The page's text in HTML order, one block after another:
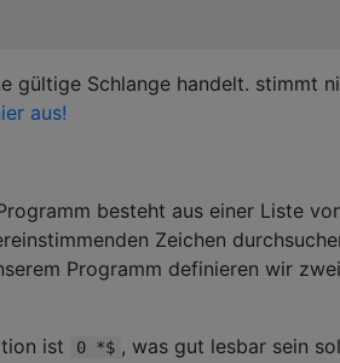
gültige Schlange handelt. stimmt
aus!
besteht aus einer Liste
Zeichen
Programm definieren wir zwei
ist 0 *$ , was gut lesbar sein